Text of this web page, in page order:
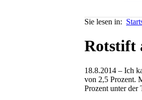
Sie lesen in:
Rotstift
18.8.2014 – Ich
von 2,5 Prozent.
Prozent unter der